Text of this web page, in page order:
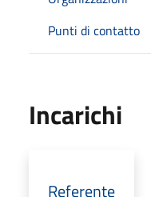
Punti di contatto
Incarichi
Referente